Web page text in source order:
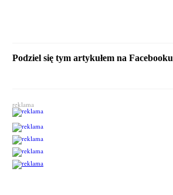
Podziel się tym artykułem na Facebooku
reklama